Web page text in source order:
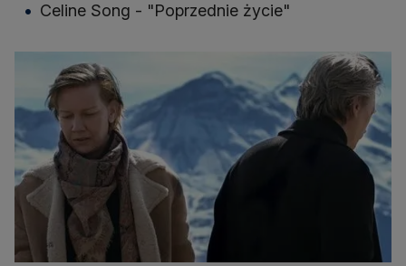
Celine Song - "Poprzednie życie"